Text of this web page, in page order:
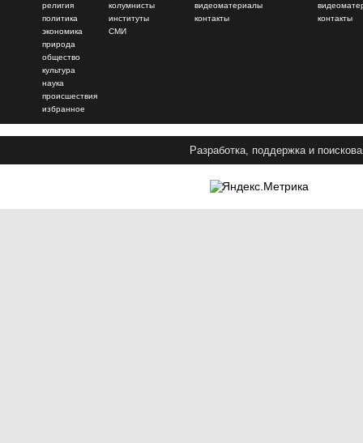
религия
политика
экономика
природа
общество
культура
наука
происшествия
избранное
колумнисты
институты
СМИ
видеоматериалы
контакты
контакты
Разработка, поддержка и